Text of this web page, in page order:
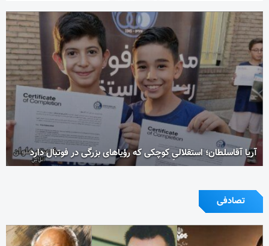
آریا آقاسلطان؛ استقلالیِ کوچکی که رؤیاهای بزرگی در فوتبال دارد
تصادفی